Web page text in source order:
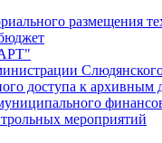
размещения
доступа к архивным
мероприятий